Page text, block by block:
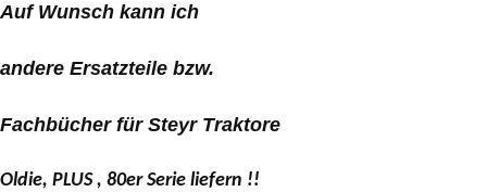
Auf Wunsch kann ich
andere Ersatzteile bzw.
Fachbücher für Steyr Traktore
Oldie, PLUS , 80er Serie liefern !!